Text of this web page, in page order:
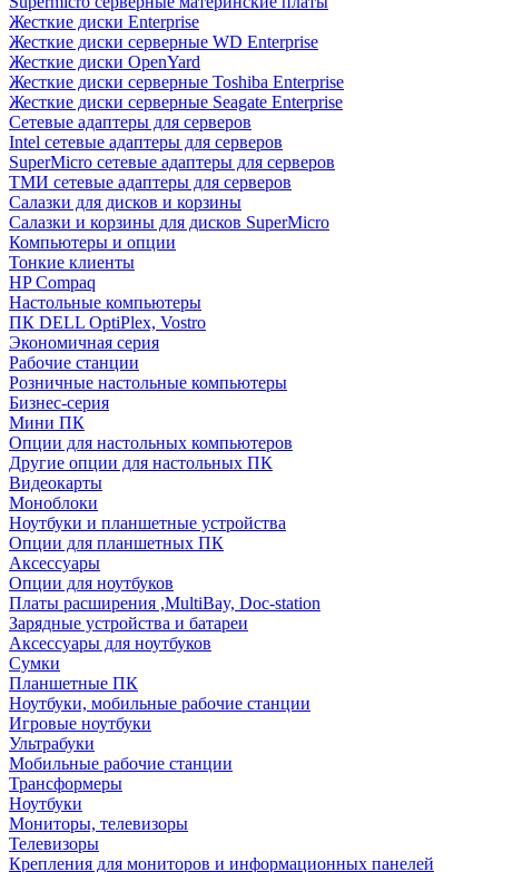
Жесткие диски Enterprise
Жесткие диски серверные WD Enterprise
Жесткие диски OpenYard
Жесткие диски серверные Toshiba Enterprise
Жесткие диски серверные Seagate Enterprise
Сетевые адаптеры для серверов
Intel сетевые адаптеры для серверов
SuperMicro сетевые адаптеры для серверов
ТМИ сетевые адаптеры для серверов
Салазки для дисков и корзины
Салазки и корзины для дисков SuperMicro
Компьютеры и опции
Тонкие клиенты
HP Compaq
Настольные компьютеры
ПК DELL OptiPlex, Vostro
Экономичная серия
Рабочие станции
Розничные настольные компьютеры
Бизнес-серия
Мини ПК
Опции для настольных компьютеров
Другие опции для настольных ПК
Видеокарты
Моноблоки
Ноутбуки и планшетные устройства
Опции для планшетных ПК
Аксессуары
Опции для ноутбуков
Платы расширения ,MultiBay, Doc-station
Зарядные устройства и батареи
Аксессуары для ноутбуков
Сумки
Планшетные ПК
Ноутбуки, мобильные рабочие станции
Игровые ноутбуки
Ультрабуки
Мобильные рабочие станции
Трансформеры
Ноутбуки
Мониторы, телевизоры
Телевизоры
Крепления для мониторов и информационных панелей